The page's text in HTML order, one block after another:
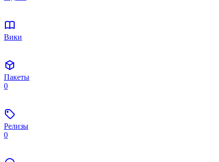
Вики
Пакеты
0
Релизы
0